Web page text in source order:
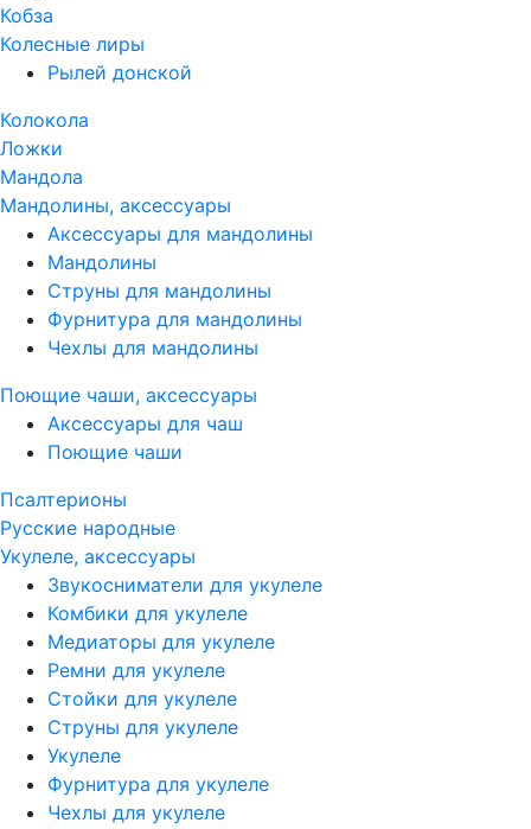
Кобза
Колесные лиры
Рылей донской
Колокола
Ложки
Мандола
Мандолины, аксессуары
Аксессуары для мандолины
Мандолины
Струны для мандолины
Фурнитура для мандолины
Чехлы для мандолины
Поющие чаши, аксессуары
Аксессуары для чаш
Поющие чаши
Псалтерионы
Русские народные
Укулеле, аксессуары
Звукосниматели для укулеле
Комбики для укулеле
Медиаторы для укулеле
Ремни для укулеле
Стойки для укулеле
Струны для укулеле
Укулеле
Фурнитура для укулеле
Чехлы для укулеле